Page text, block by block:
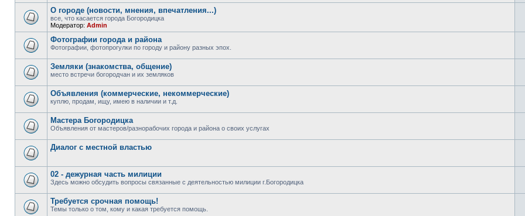
О городе (новости, мнения, впечатления...)
все, что касается города Богородицка
Модератор: Admin
Фотографии города и района
Фотографии, фотопрогулки по городу и району разных эпох.
Земляки (знакомства, общение)
место встречи богородчан и их земляков
Объявления (коммерческие, некоммерческие)
куплю, продам, ищу, имею в наличии и т.д.
Мастера Богородицка
Объявления от мастеров/разнорабочих города и района о своих услугах
Диалог с местной властью
02 - дежурная часть милиции
Здесь можно обсудить вопросы связанные с деятельностью милиции г.Богородицка
Требуется срочная помощь!
Темы только о том, кому и какая требуется помощь.